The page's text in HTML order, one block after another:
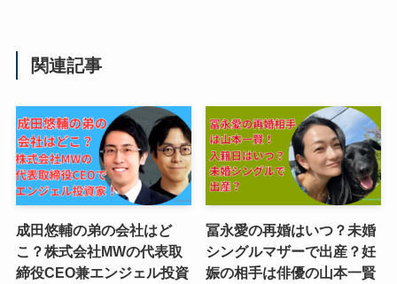
関連記事
成田悠輔の弟の会社はど
こ？株式会社MWの代表取
締役CEO兼エンジェル投資
冨永愛の再婚はいつ？未婚
シングルマザーで出産？妊
娠の相手は俳優の山本一賢